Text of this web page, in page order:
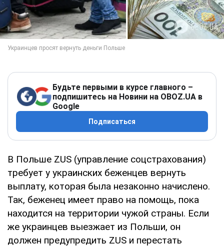
Будьте первыми в курсе главного –
подпишитесь на Новини на OBOZ.UA в
Google
Подписаться
В Польше ZUS (управление соцстрахования)
требует у украинских беженцев вернуть
выплату, которая была незаконно начислено.
Так, беженец имеет право на помощь, пока
находится на территории чужой страны. Если
же украинцев выезжает из Польши, он
должен предупредить ZUS и перестать